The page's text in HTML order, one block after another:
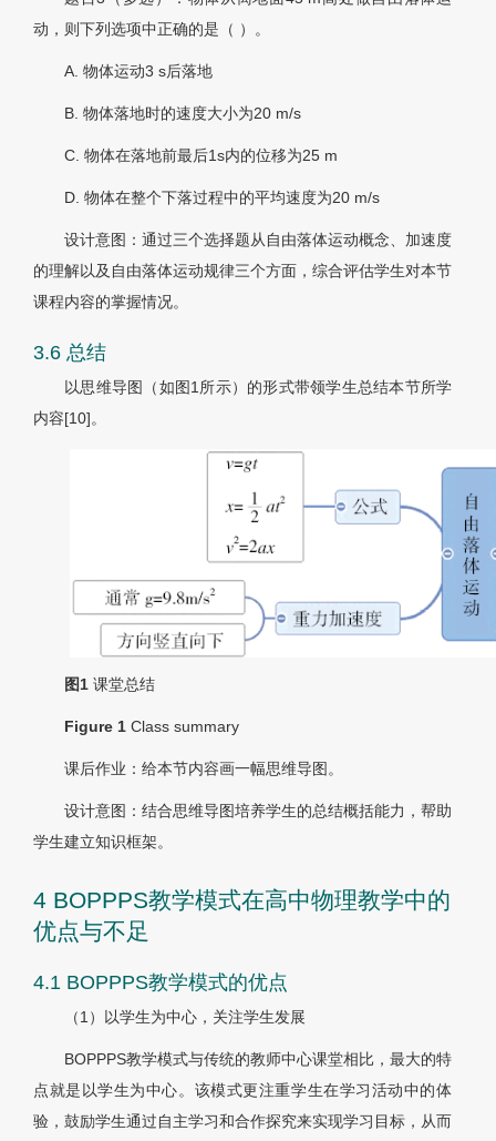
动，则下列选项中正确的是（ ）。
A. 物体运动3 s后落地
B. 物体落地时的速度大小为20 m/s
C. 物体在落地前最后1s内的位移为25 m
D. 物体在整个下落过程中的平均速度为20 m/s
设计意图：通过三个选择题从自由落体运动概念、加速度
的理解以及自由落体运动规律三个方面，综合评估学生对本节
课程内容的掌握情况。
3.6 总结
以思维导图（如图1所示）的形式带领学生总结本节所学
内容[10]。
图1 课堂总结
Figure 1 Class summary
课后作业：给本节内容画一幅思维导图。
设计意图：结合思维导图培养学生的总结概括能力，帮助
学生建立知识框架。
4 BOPPPS教学模式在高中物理教学中的
优点与不足
4.1 BOPPPS教学模式的优点
（1）以学生为中心，关注学生发展
BOPPPS教学模式与传统的教师中心课堂相比，最大的特
点就是以学生为中心。该模式更注重学生在学习活动中的体
验，鼓励学生通过自主学习和合作探究来实现学习目标，从而